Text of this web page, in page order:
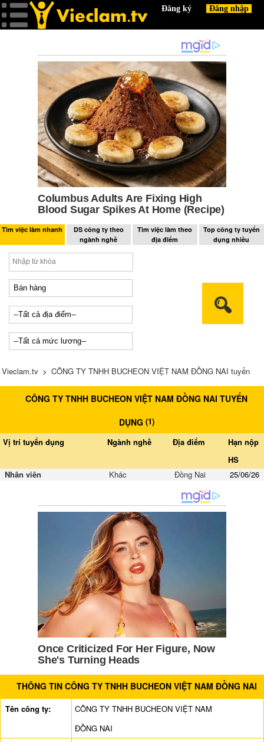
Tìm việc làm nhanh
DS công ty theo
ngành nghề
Tìm việc làm theo
địa điểm
Top công ty tuyển
dụng nhiều
Vieclam.tv > CÔNG TY TNHH BUCHEON VIỆT NAM ĐỒNG NAI tuyển
CÔNG TY TNHH BUCHEON VIỆT NAM ĐỒNG NAI TUYỂN
DỤNG (1)
Vị trí tuyển dụng
Ngành nghề Địa điểm
Hạn nộp
HS
Nhân viên
Khác Đồng Nai 25/06/26
THÔNG TIN CÔNG TY TNHH BUCHEON VIỆT NAM ĐỒNG NAI
Tên công ty:
CÔNG TY TNHH BUCHEON VIỆT NAM
ĐỒNG NAI